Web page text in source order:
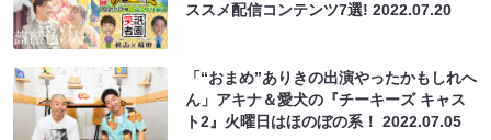
ススメ配信コンテンツ7選!2022.07.20
「“おまめ”ありきの出演やったかもしれへ
ん」アキナ＆愛犬の『チーキーズ キャス
ト2』火曜日はほのぼの系！2022.07.05